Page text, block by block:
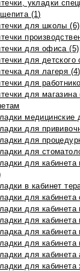
укладки
(1)
для школы (6)
для офиса (5)
для детского
для лагеря (4)
для
для магазина
для
для
для
для
в кабинет
для кабинета
для кабинета
для кабинета
для кабинета
для кабинета
для кабинета
для кабинета